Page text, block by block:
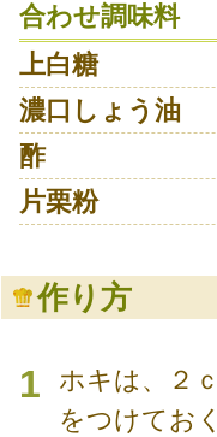
合わせ調味料
上白糖
濃口しょう油
酢
片栗粉
作り方
1
ホキは、２
をつけておく